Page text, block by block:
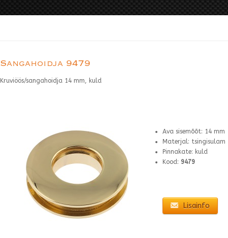
Sangahoidja 9479
Kruviöös/sangahoidja 14 mm, kuld
Ava sisemõõt: 14 mm
Materjal: tsingisulam
Pinnakate: kuld
Kood: 9479
Lisainfo